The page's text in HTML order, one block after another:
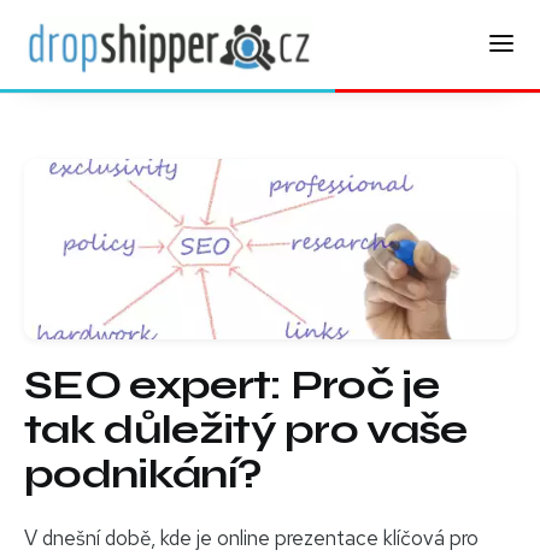
SEO expert: Proč je
tak důležitý pro vaše
podnikání?
V dnešní době, kde je online prezentace klíčová pro